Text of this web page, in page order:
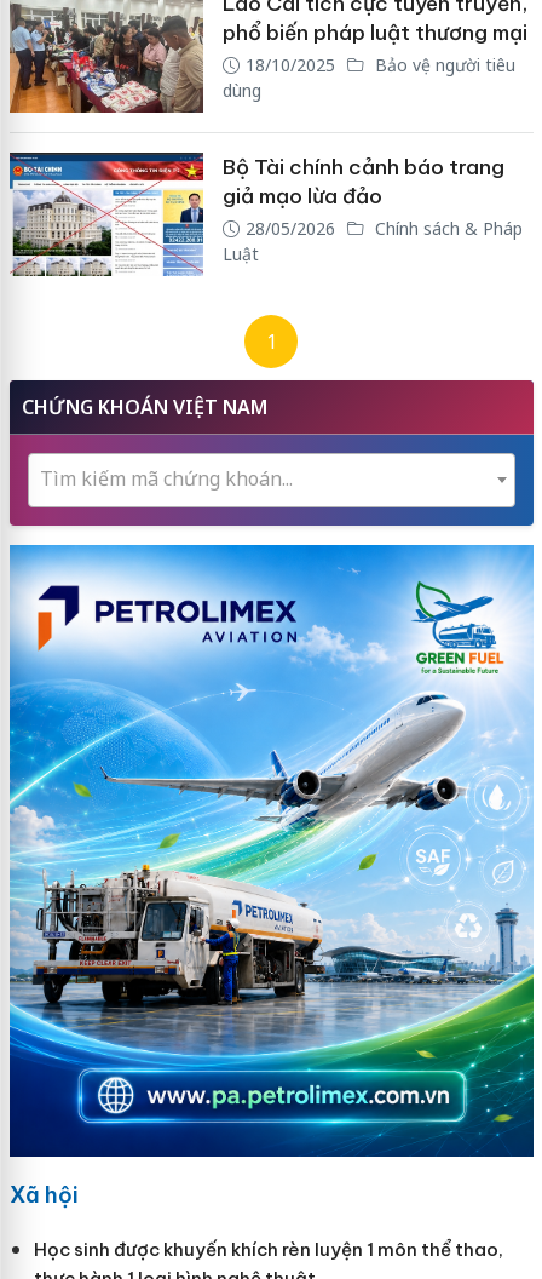
phổ biến pháp luật thương mại
18/10/2025
Bảo vệ người tiêu
dùng
Bộ Tài chính cảnh báo trang
giả mạo lừa đảo
28/05/2026
Chính sách & Pháp
Luật
1
CHỨNG KHOÁN VIỆT NAM
Tìm kiếm mã chứng khoán...
Xã hội
Học sinh được khuyến khích rèn luyện 1 môn thể thao,